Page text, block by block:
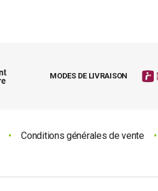
MODES DE LIVRAISON
• Conditions générales de vente •